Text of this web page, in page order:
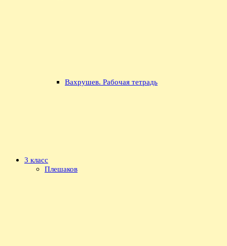
Вахрушев. Рабочая тетрадь
3 класс
Плешаков